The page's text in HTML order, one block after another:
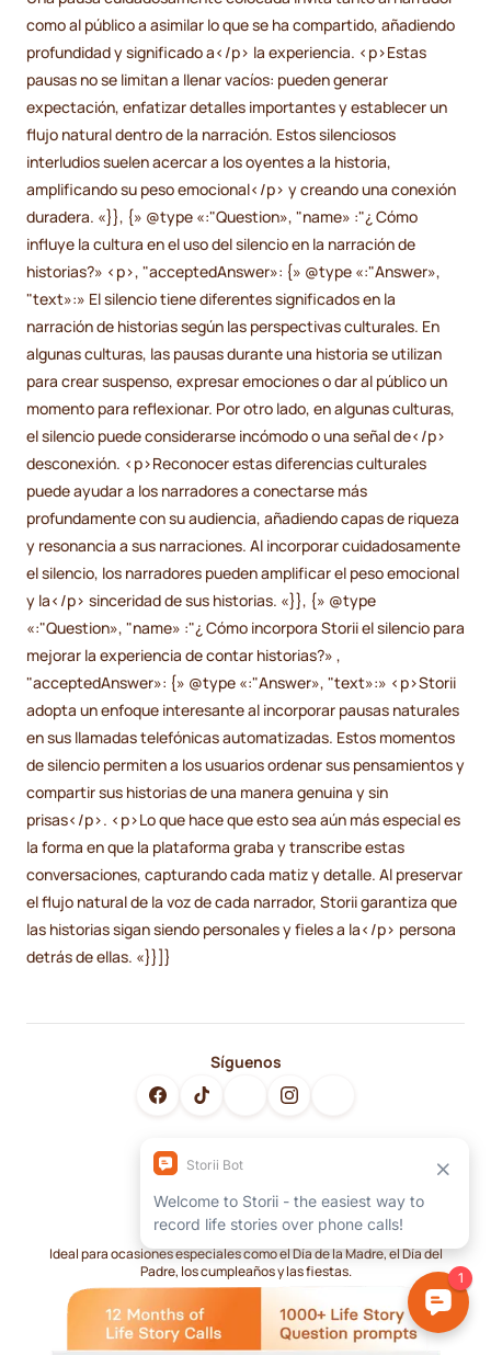
como al público a asimilar lo que se ha compartido, añadiendo
profundidad y significado a</p> la experiencia. <p>Estas
pausas no se limitan a llenar vacíos: pueden generar
expectación, enfatizar detalles importantes y establecer un
flujo natural dentro de la narración. Estos silenciosos
interludios suelen acercar a los oyentes a la historia,
amplificando su peso emocional</p> y creando una conexión
duradera. «}}, {» @type «:"Question», "name» :"¿ Cómo
influye la cultura en el uso del silencio en la narración de
historias?» <p>, "acceptedAnswer»: {» @type «:"Answer»,
"text»:» El silencio tiene diferentes significados en la
narración de historias según las perspectivas culturales. En
algunas culturas, las pausas durante una historia se utilizan
para crear suspenso, expresar emociones o dar al público un
momento para reflexionar. Por otro lado, en algunas culturas,
el silencio puede considerarse incómodo o una señal de</p>
desconexión. <p>Reconocer estas diferencias culturales
puede ayudar a los narradores a conectarse más
profundamente con su audiencia, añadiendo capas de riqueza
y resonancia a sus narraciones. Al incorporar cuidadosamente
el silencio, los narradores pueden amplificar el peso emocional
y la</p> sinceridad de sus historias. «}}, {» @type
«:"Question», "name» :"¿ Cómo incorpora Storii el silencio para
mejorar la experiencia de contar historias?» ,
"acceptedAnswer»: {» @type «:"Answer», "text»:» <p>Storii
adopta un enfoque interesante al incorporar pausas naturales
en sus llamadas telefónicas automatizadas. Estos momentos
de silencio permiten a los usuarios ordenar sus pensamientos y
compartir sus historias de una manera genuina y sin
prisas</p>. <p>Lo que hace que esto sea aún más especial es
la forma en que la plataforma graba y transcribe estas
conversaciones, capturando cada matiz y detalle. Al preservar
el flujo natural de la voz de cada narrador, Storii garantiza que
las historias sigan siendo personales y fieles a la</p> persona
detrás de ellas. «}}]}
Síguenos
Caja de regalo Storii
Ideal para ocasiones especiales como el Día de la Madre, el Día del
Padre, los cumpleaños y las fiestas.